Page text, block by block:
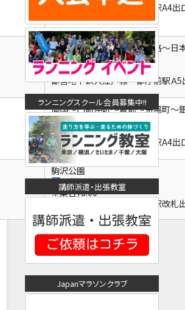
都営地下鉄大江戸線 両国駅A4出
都庁前～飯田橋～上野広小路～日
開催；10:00～15:00
※集合；9:45
都営地下鉄大江戸線 都庁前駅Ａ5
両国～門前仲町～蔵前～茅場町～
開催；10:00～15:00
※集合；9:45
都営地下鉄大江戸線 両国駅A4出
駒沢公園
開催；8:30～15:00
※集合；8:00
東急田園都市線 駒沢大学駅改札
ランニングスクール会員募集中!!
講師派遣・出張教室
Japanマラソンクラブ